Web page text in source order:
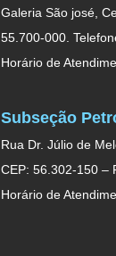
Galeria São josé,
55.700-000.
Horário de
Subseção
Rua Dr. Júlio de
CEP: 56.302-150 –
Horário de